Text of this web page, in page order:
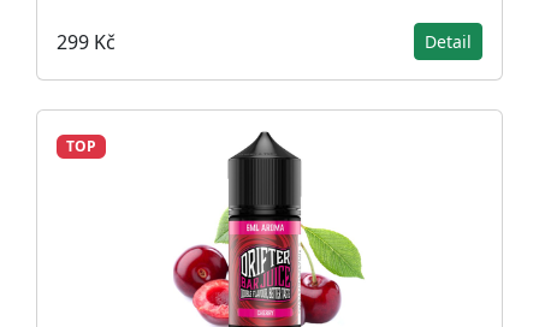
299 Kč Detail
TOP